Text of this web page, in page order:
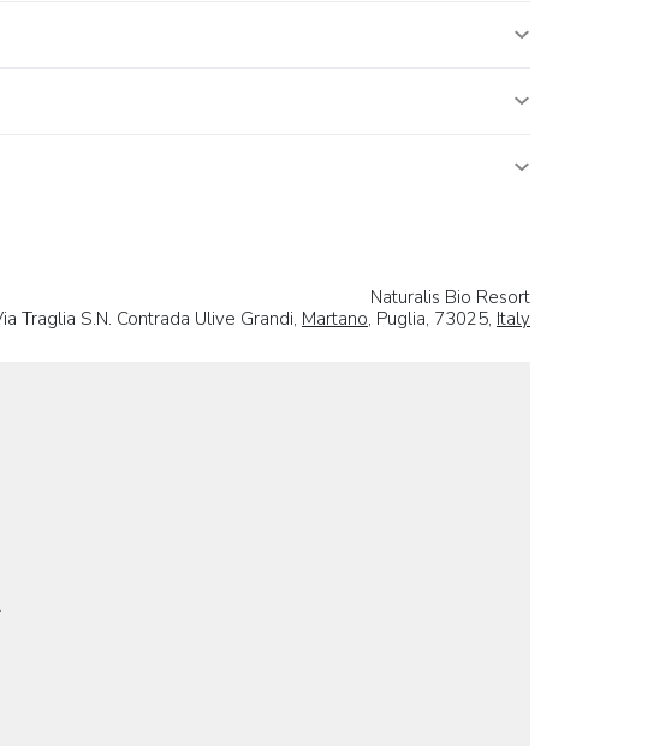
Naturalis Bio Resort
Traglia S.N. Contrada Ulive Grandi, Martano, Puglia, 73025, Italy